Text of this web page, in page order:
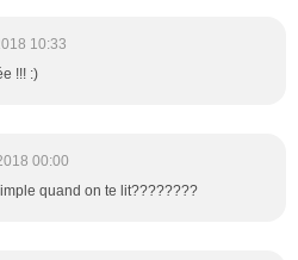
10:33
!!! :)
00:00
quand on te lit????????